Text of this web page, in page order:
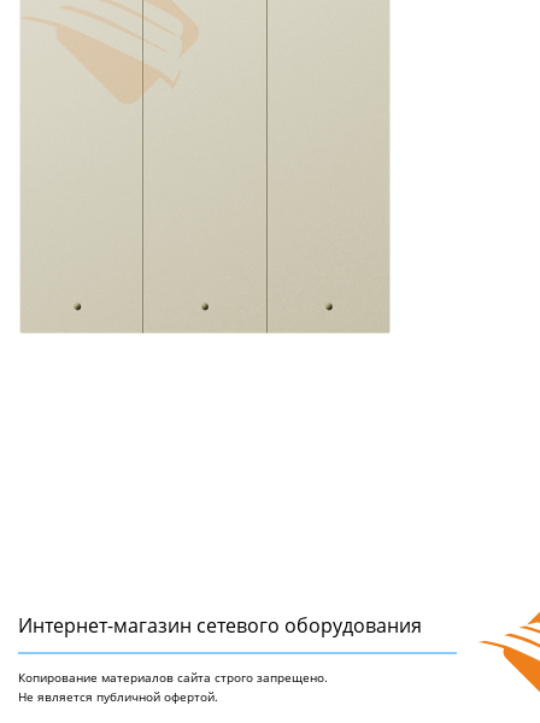
Интернет-магазин сетeвого оборудования
Копирование материалов сайта строго запрещено.
Не является публичной офертой.